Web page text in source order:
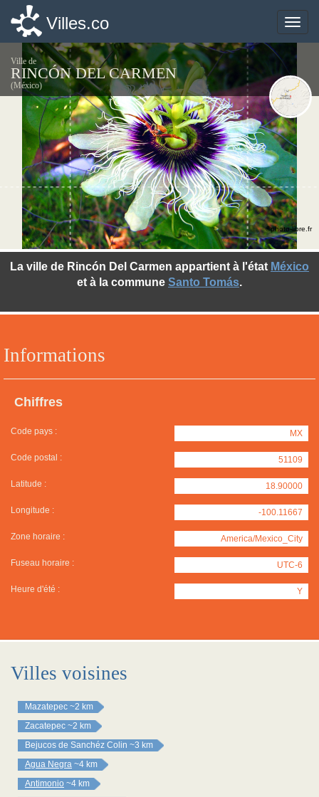
Toggle
Villes.co
Ville de
RINCÓN DEL CARMEN
(México)
Informations
Chiffres
Code pays : MX
Code postal : 51109
Latitude : 18.90000
Longitude : -100.11667
Zone horaire : America/Mexico_City
Fuseau horaire : UTC-6
Heure d'été : Y
La ville de Rincón Del Carmen appartient à l'état México
et à la commune Santo Tomás.
©photo-libre.fr
Villes voisines
Mazatepec ~2 km
Zacatepec ~2 km
Bejucos de Sanchéz Colin ~3 km
Agua Negra ~4 km
Antimonio ~4 km
Toggle
Villes.co